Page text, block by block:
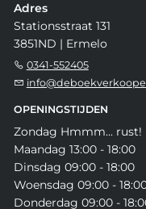
Adres
Stationsstraat 131
3851ND | Ermelo
0341-552405
OPENINGSTIJDEN
Zondag Hmmm... rust!
Maandag 13:00 - 18:00
Dinsdag 09:00 - 18:00
Woensdag 09:00 -
Donderdag 09:00 -